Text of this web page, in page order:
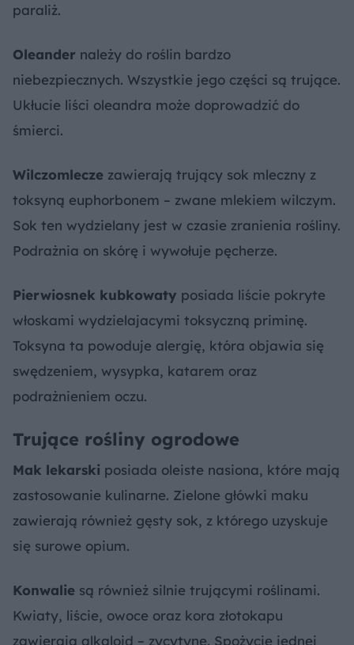
paraliż.
Oleander należy do roślin bardzo
niebezpiecznych. Wszystkie jego części są trujące.
Ukłucie liści oleandra może doprowadzić do
śmierci.
Wilczomlecze zawierają trujący sok mleczny z
toksyną euphorbonem – zwane mlekiem wilczym.
Sok ten wydzielany jest w czasie zranienia rośliny.
Podrażnia on skórę i wywołuje pęcherze.
Pierwiosnek kubkowaty posiada liście pokryte
włoskami wydzielajacymi toksyczną priminę.
Toksyna ta powoduje alergię, która objawia się
swędzeniem, wysypka, katarem oraz
podrażnieniem oczu.
Trujące rośliny ogrodowe
Mak lekarski posiada oleiste nasiona, które mają
zastosowanie kulinarne. Zielone główki maku
zawierają również gęsty sok, z którego uzyskuje
się surowe opium.
Konwalie są również silnie trującymi roślinami.
Kwiaty, liście, owoce oraz kora złotokapu
zawierają alkaloid – zycytynę. Spożycie jednej